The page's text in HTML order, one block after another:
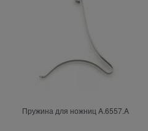
Пружина для ножниц A.6557.A